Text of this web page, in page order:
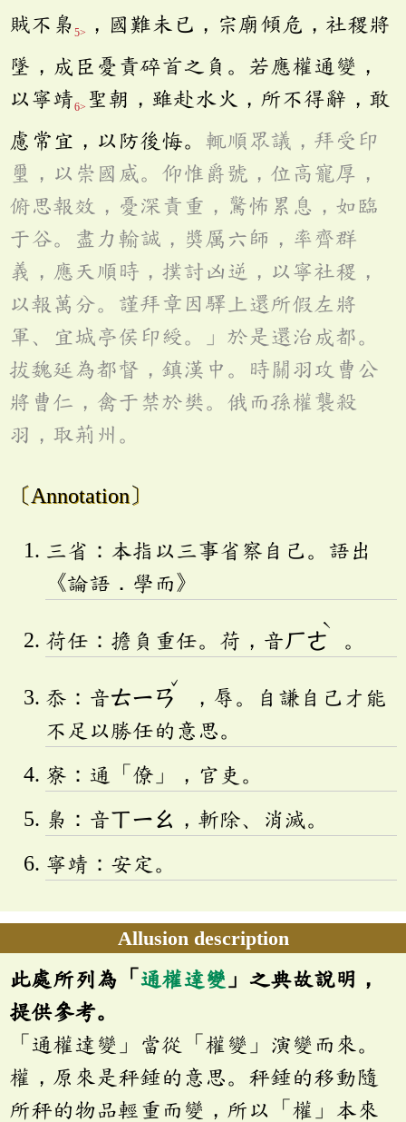
賊不梟 5>
，國難未已，宗廟傾危，社稷將
墜，成臣憂責碎首之負。若應權通變，
以寧靖6> 聖朝，雖赴水火，所不得辭，敢
慮常宜，以防後悔。 輒順眾議，拜受印
璽，以崇國威。仰惟爵號，位高寵厚，
俯思報效，憂深責重，驚怖累息，如臨
于谷。盡力輸誠，獎厲六師，率齊群
義，應天順時，撲討凶逆，以寧社稷，
以報萬分。謹拜章因驛上還所假左將
軍、宜城亭侯印綬。」於是還治成都。
拔魏延為都督，鎮漢中。時關羽攻曹公
將曹仁，禽于禁於樊。俄而孫權襲殺
羽，取荊州。
〔Annotation〕
三省：本指以三事省察自己。語出
《論語．學而》
荷任：擔負重任。荷，音ㄏㄜ
ˋ
。
忝：音ㄊㄧㄢ
ˇ
，辱。自謙自己才能
不足以勝任的意思。
寮：通「僚」，官吏。
梟：音ㄒㄧㄠ ，斬除、消滅。
寧靖：安定。
Allusion description
此處所列為「 通權達變 」之典故說明，
提供參考。
「通權達變」當從「權變」演變而來。
權，原來是秤錘的意思。秤錘的移動隨
所秤的物品輕重而變，所以「權」本來